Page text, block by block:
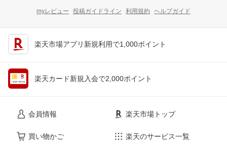
myレビュー 投稿ガイドライン 利用規約 ヘルプガイド
楽天市場アプリ新規利用で1,000ポイント
楽天カード新規入会で2,000ポイント
会員情報
買い物かご
楽天市場トップ
楽天のサービス一覧